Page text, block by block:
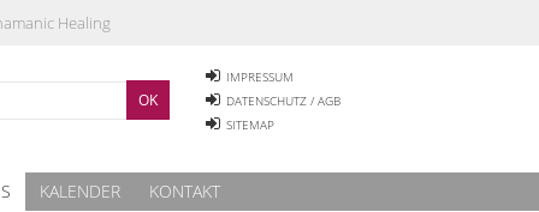
Healing
IMPRESSUM
DATENSCHUTZ / AGB
SITEMAP
KALENDER KONTAKT